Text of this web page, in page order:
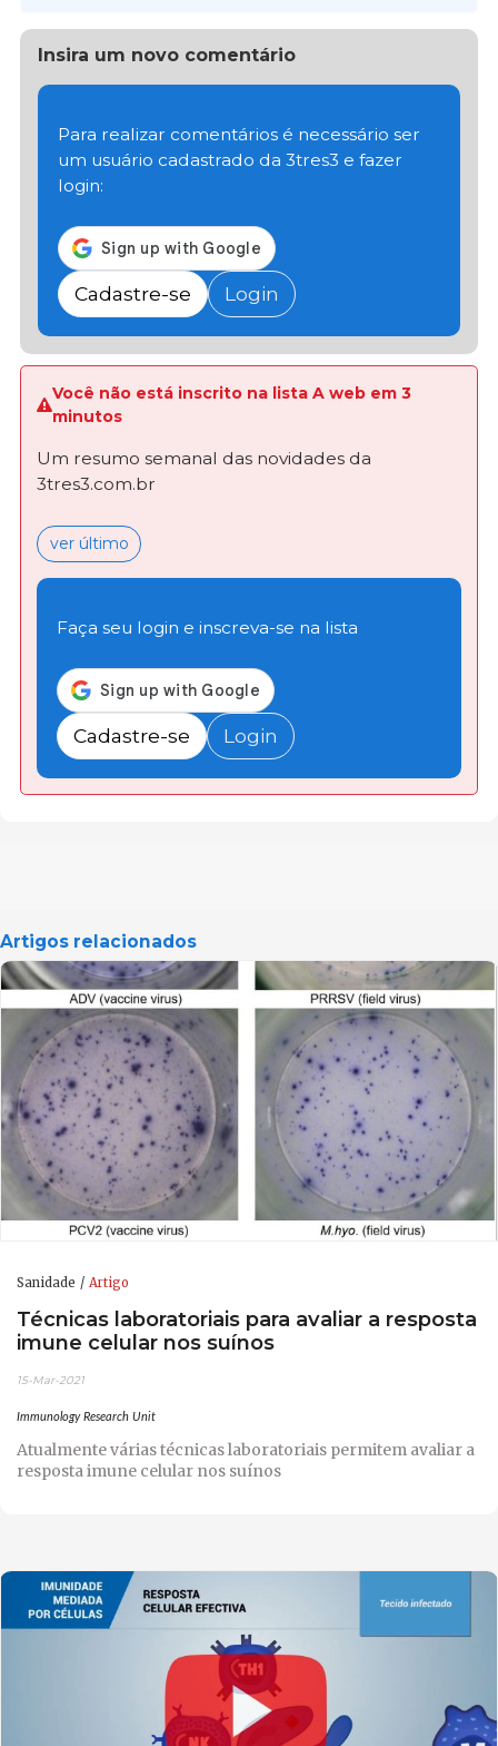
Insira um novo comentário
Para realizar comentários é necessário ser
um usuário cadastrado da 3tres3 e fazer
login:
Cadastre-se Login
Você não está inscrito na lista A web em 3
minutos
Um resumo semanal das novidades da
3tres3.com.br
ver último
Faça seu login e inscreva-se na lista
Cadastre-se Login
Artigos relacionados
Sanidade Artigo
Técnicas laboratoriais para avaliar a resposta
imune celular nos suínos
15-Mar-2021
Immunology Research Unit
Atualmente várias técnicas laboratoriais permitem avaliar a
resposta imune celular nos suínos